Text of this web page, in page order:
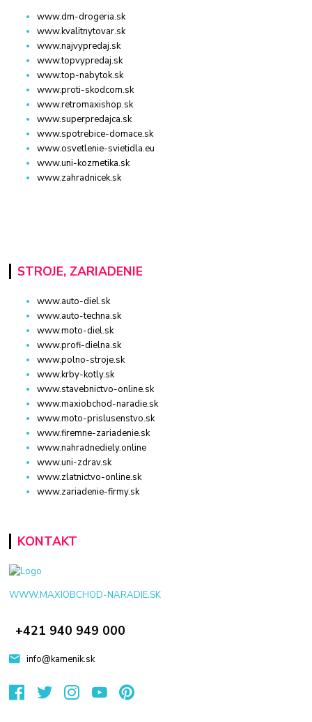
www.dm-drogeria.sk
www.kvalitnytovar.sk
www.najvypredaj.sk
www.topvypredaj.sk
www.top-nabytok.sk
www.proti-skodcom.sk
www.retromaxishop.sk
www.superpredajca.sk
www.spotrebice-domace.sk
www.osvetlenie-svietidla.eu
www.uni-kozmetika.sk
www.zahradnicek.sk
STROJE, ZARIADENIE
www.auto-diel.sk
www.auto-techna.sk
www.moto-diel.sk
www.profi-dielna.sk
www.polno-stroje.sk
www.krby-kotly.sk
www.stavebnictvo-online.sk
www.maxiobchod-naradie.sk
www.moto-prislusenstvo.sk
www.firemne-zariadenie.sk
www.nahradnediely.online
www.uni-zdrav.sk
www.zlatnictvo-online.sk
www.zariadenie-firmy.sk
KONTAKT
WWW.MAXIOBCHOD-NARADIE.SK
+421 940 949 000
info@kamenik.sk